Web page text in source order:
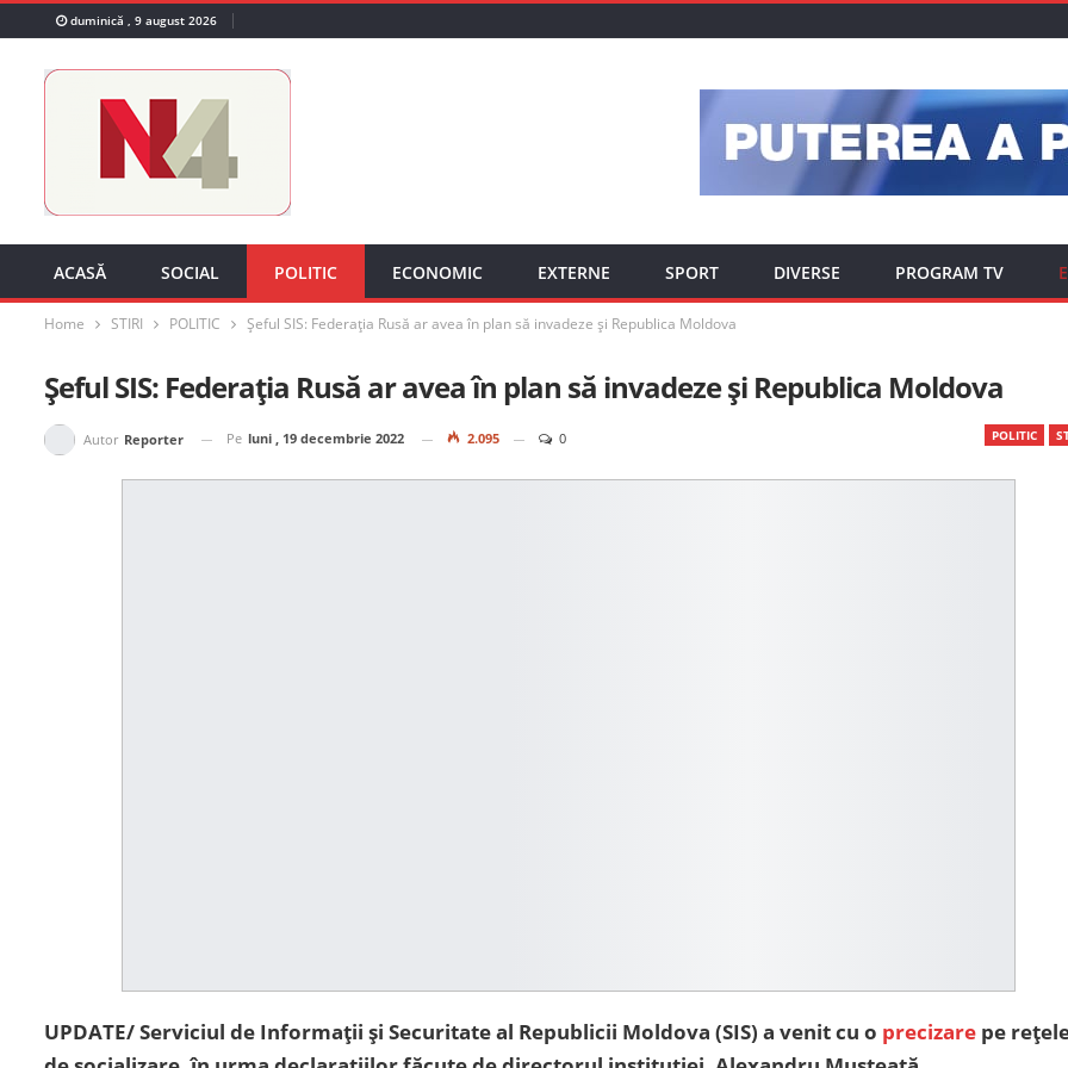
duminică , 9 august 2026
ACASĂ SOCIAL POLITIC ECONOMIC EXTERNE SPORT DIVERSE PROGRAM TV
Home STIRI POLITIC Șeful SIS: Federaţia Rusă ar avea în plan să invadeze şi Republica Moldova
Șeful SIS: Federaţia Rusă ar avea în plan să invadeze şi Republica Moldova
POLITIC
Autor Reporter Pe luni , 19 decembrie 2022 2.095 0
UPDATE/ Serviciul de Informații și Securitate al Republicii Moldova (SIS) a venit cu o precizare pe